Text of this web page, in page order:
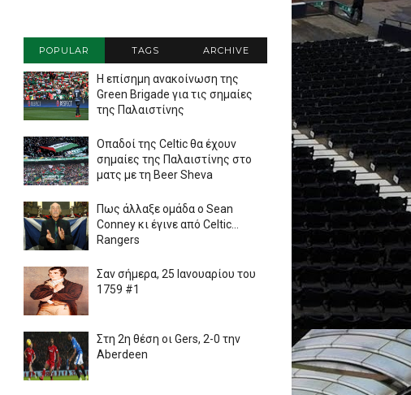
POPULAR TAGS ARCHIVE
Η επίσημη ανακοίνωση της
Green Brigade για τις σημαίες
της Παλαιστίνης
Οπαδοί της Celtic θα έχουν
σημαίες της Παλαιστίνης στο
ματς με τη Beer Sheva
Πως άλλαξε ομάδα ο Sean
Conney κι έγινε από Celtic...
Rangers
Σαν σήμερα, 25 Ιανουαρίου του
1759 #1
Στη 2η θέση οι Gers, 2-0 την
Aberdeen